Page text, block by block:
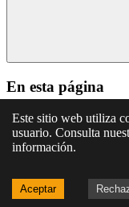
En esta página
Artículo 7
Artículo 8
Artículo 9
Artículo 11
Artículo 12
Este sitio web utiliza
usuario. Consulta
información.
Aceptar